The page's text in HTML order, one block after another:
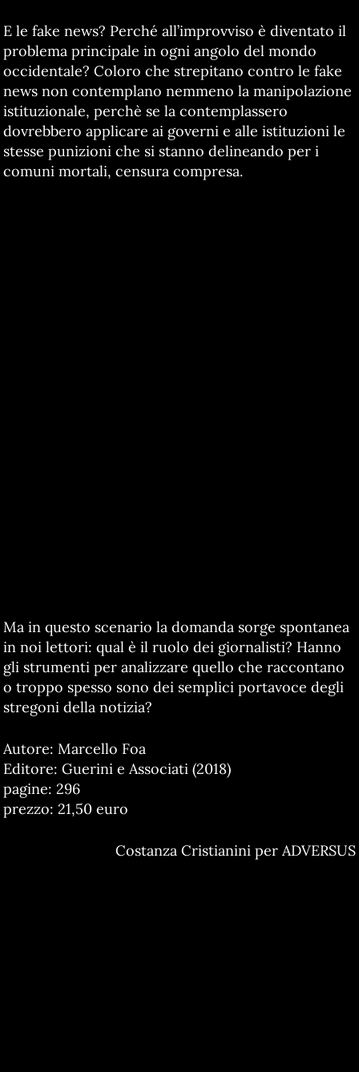
E le fake news? Perché all’improvviso è diventato il
problema principale in ogni angolo del mondo
occidentale? Coloro che strepitano contro le fake
news non contemplano nemmeno la manipolazione
istituzionale, perchè se la contemplassero
dovrebbero applicare ai governi e alle istituzioni le
stesse punizioni che si stanno delineando per i
comuni mortali, censura compresa.
Ma in questo scenario la domanda sorge spontanea
in noi lettori: qual è il ruolo dei giornalisti? Hanno
gli strumenti per analizzare quello che raccontano
o troppo spesso sono dei semplici portavoce degli
stregoni della notizia?
Autore: Marcello Foa
Editore: Guerini e Associati (2018)
pagine: 296
prezzo: 21,50 euro
Costanza Cristianini per ADVERSUS